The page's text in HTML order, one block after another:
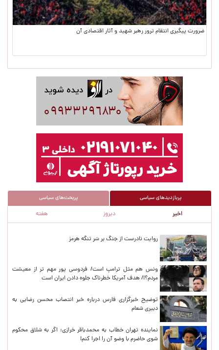
ضرورت پیگیری انتقام ترور رهبر شهید و آثار اقتصادی آن
پربازدیدهای سیاسی پربحث‌های سیاسی
اخیر دیروز هفته
روایت نادرست از جنگ بر سَر تنگه هرمز
ونس هم مثل ترامپ است/ فردوسی پور مهم تر از معیشت
مردم؟!/ هدف آمریکا خطرناک جلوه دادن ایران است
توضیح خبرگزاری فارس درباره خبر انتصاب محسن رضایی به
دبیری شعام
نماینده تهران خطاب به محمدباقر خرازی: اگر به شلاق محکوم
شوی حاضرم با وضو آن را اجرا کنم!